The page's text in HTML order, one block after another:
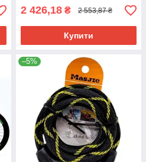
2 426,18 ₴ 2 553,87 ₴
Купити
–5%